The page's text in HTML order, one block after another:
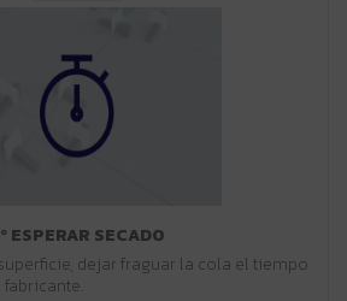
ESPERAR SECADO
dejar fraguar la cola el tiempo